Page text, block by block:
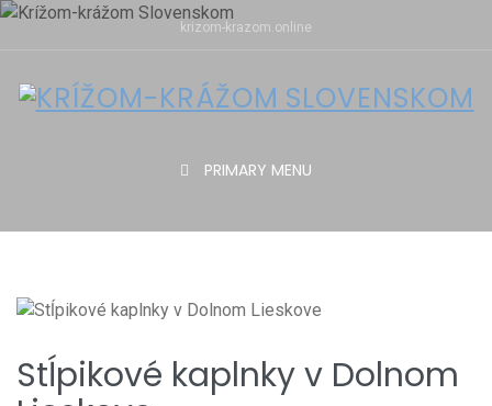
Skip
krizom-krazom.online
PRIMARY MENU
Stĺpikové kaplnky v Dolnom